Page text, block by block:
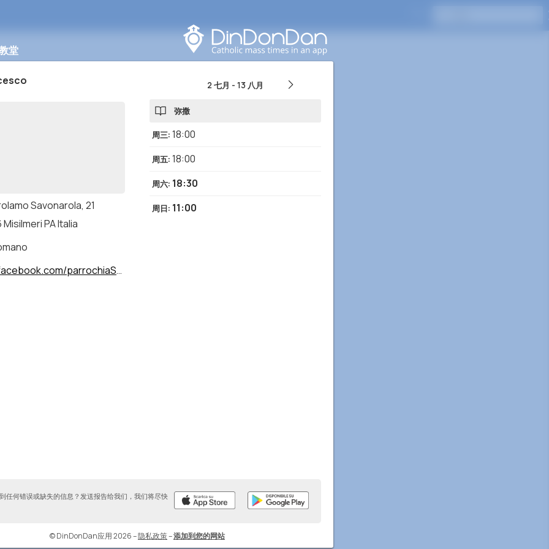
堂
Savonarola, 21
PA Italia
parrochiaS.francescoMisilmeriPA/?locale=it_IT
2 七月 - 13 八月
弥撒
周三: 18:00
周五: 18:00
周六: 18:30
周日: 11:00
任何错误或缺失的信息？发送报告给我们，我们将尽快
© DinDonDan应用 2026–隐私政策–添加到您的网站